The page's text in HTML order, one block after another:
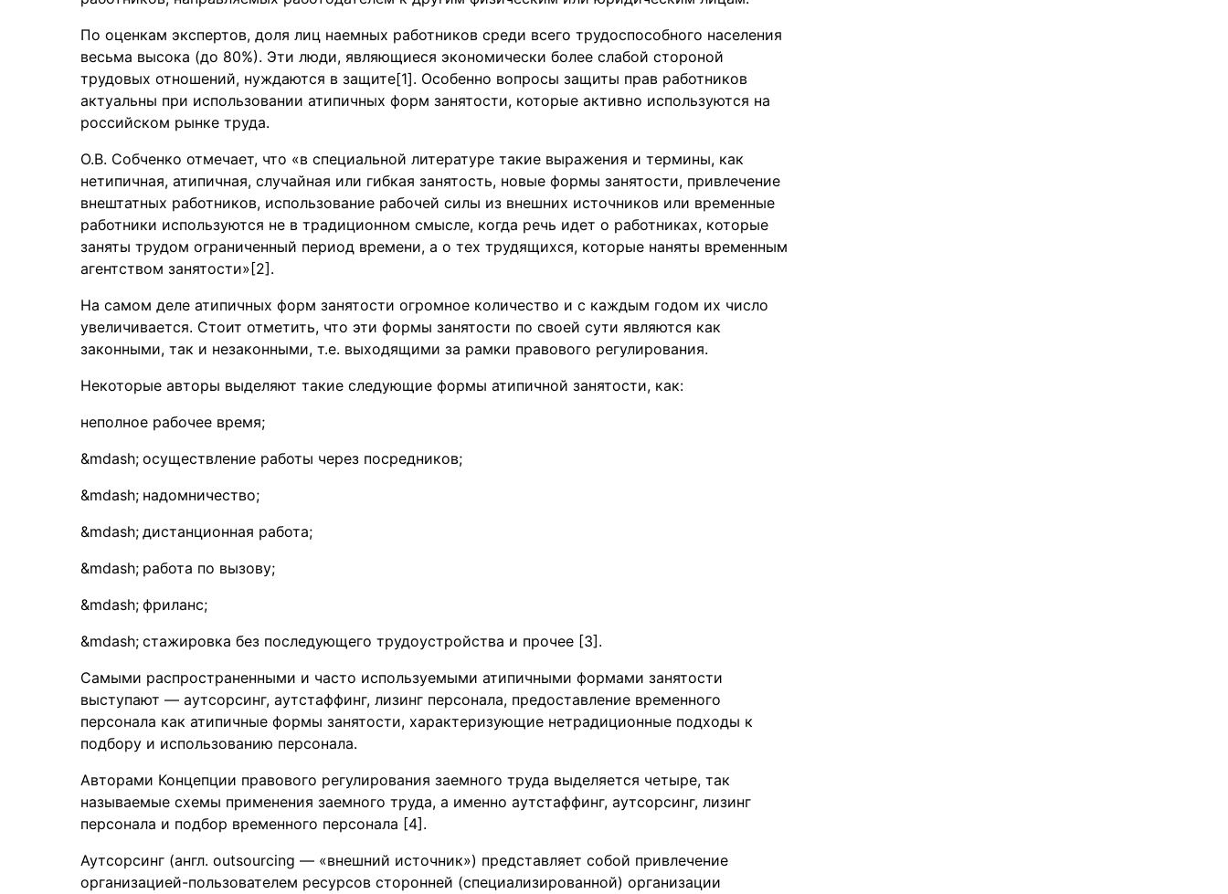
По оценкам экспертов, доля лиц наемных работников среди всего трудоспособного населения
весьма высока (до 80%). Эти люди, являющиеся экономически более слабой стороной
трудовых отношений, нуждаются в защите[1]. Особенно вопросы защиты прав работников
актуальны при использовании атипичных форм занятости, которые активно используются на
российском рынке труда.
О.В. Собченко отмечает, что «в специальной литературе такие выражения и термины, как
нетипичная, атипичная, случайная или гибкая занятость, новые формы занятости, привлечение
внештатных работников, использование рабочей силы из внешних источников или временные
работники используются не в традиционном смысле, когда речь идет о работниках, которые
заняты трудом ограниченный период времени, а о тех трудящихся, которые наняты временным
агентством занятости»[2].
На самом деле атипичных форм занятости огромное количество и с каждым годом их число
увеличивается. Стоит отметить, что эти формы занятости по своей сути являются как
законными, так и незаконными, т.е. выходящими за рамки правового регулирования.
Некоторые авторы выделяют такие следующие формы атипичной занятости, как:
неполное рабочее время;
осуществление работы через посредников;
надомничество;
дистанционная работа;
работа по вызову;
фриланс;
стажировка без последующего трудоустройства и прочее [3].
Самыми распространенными и часто используемыми атипичными формами занятости
выступают — аутсорсинг, аутстаффинг, лизинг персонала, предоставление временного
персонала как атипичные формы занятости, характеризующие нетрадиционные подходы к
подбору и использованию персонала.
Авторами Концепции правового регулирования заемного труда выделяется четыре, так
называемые схемы применения заемного труда, а именно аутстаффинг, аутсорсинг, лизинг
персонала и подбор временного персонала [4].
Аутсорсинг (англ. outsourcing — «внешний источник») представляет собой привлечение
организацией-пользователем ресурсов сторонней (специализированной) организации